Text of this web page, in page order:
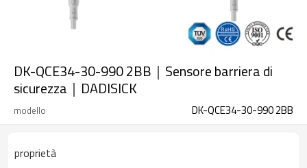
DK-QCE34-30-990 2BB｜Sensore barriera di
sicurezza｜DADISICK
modello DK-QCE34-30-990 2BB
proprietà